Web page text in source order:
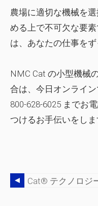
農場に適切な機械を
める上で不可欠な要
は、あなたの仕事をず
NMC Cat の小型機械
合は、今日オンライン
800-628-6025 までお
つけるお手伝いをしま